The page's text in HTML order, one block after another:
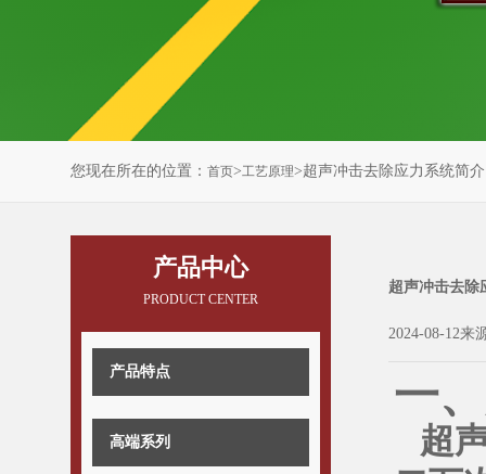
您现在所在的位置： 首页>工艺原理>超声冲击去除应力系统简介
产品中心
PRODUCT CENTER
产品特点
高端系列
超声冲击去除
2024-08-12来
一
超